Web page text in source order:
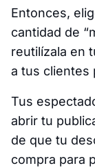
Entonces,
cantidad de
reutilízala en
a tus clientes
Tus
abrir tu
de que tu
compra para